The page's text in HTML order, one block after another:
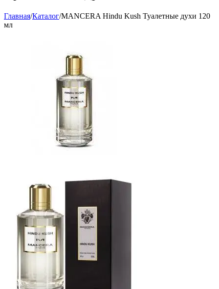
Главная/Каталог/MANCERA Hindu Kush Туалетные духи 120
мл